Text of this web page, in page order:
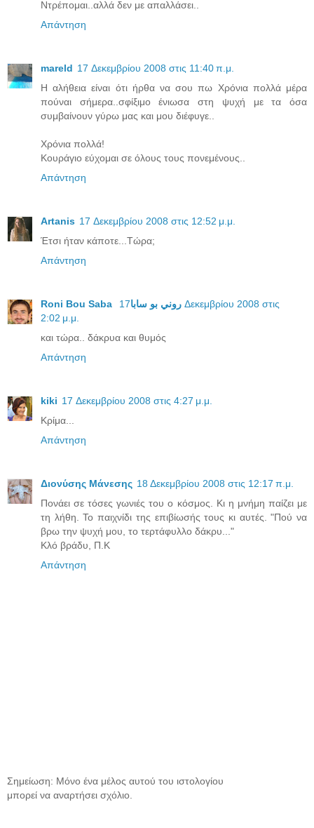
Ντρέπομαι..αλλά δεν με απαλλάσει..
Απάντηση
mareld 17 Δεκεμβρίου 2008 στις 11:40 π.μ.
Η αλήθεια είναι ότι ήρθα να σου πω Χρόνια πολλά μέρα
πούναι σήμερα..σφίξιμο ένιωσα στη ψυχή με τα όσα
συμβαίνουν γύρω μας και μου διέφυγε..
Χρόνια πολλά!
Κουράγιο εύχομαι σε όλους τους πονεμένους..
Απάντηση
Artanis 17 Δεκεμβρίου 2008 στις 12:52 μ.μ.
Έτσι ήταν κάποτε...Τώρα;
Απάντηση
Roni Bou Saba روني بو سابا17 Δεκεμβρίου 2008 στις
2:02 μ.μ.
και τώρα.. δάκρυα και θυμός
Απάντηση
kiki 17 Δεκεμβρίου 2008 στις 4:27 μ.μ.
Κρίμα...
Απάντηση
Διονύσης Μάνεσης 18 Δεκεμβρίου 2008 στις 12:17 π.μ.
Πονάει σε τόσες γωνιές του ο κόσμος. Κι η μνήμη παίζει με
τη λήθη. Το παιχνίδι της επιβίωσής τους κι αυτές. "Πού να
βρω την ψυχή μου, το τερτάφυλλο δάκρυ..."
Κλό βράδυ, Π.Κ
Απάντηση
Σημείωση: Μόνο ένα μέλος αυτού του ιστολογίου
μπορεί να αναρτήσει σχόλιο.